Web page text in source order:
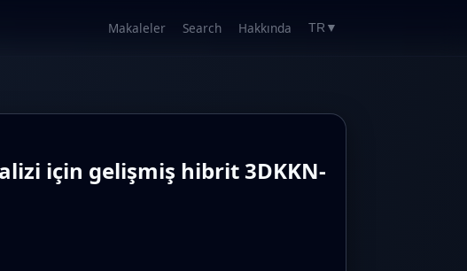
Makaleler Search Hakkında TR ▼
için gelişmiş hibrit 3DKKN-